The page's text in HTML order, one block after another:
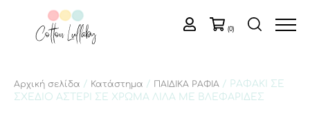
(0)
Αρχική σελίδα / Κατάστημα / ΠΑΙΔΙΚΑ ΡΑΦΙΑ / ΡΑΦΑΚΙ ΣΕ
ΣΧΕΔΙΟ ΑΣΤΕΡΙ ΣΕ ΧΡΩΜΑ ΛΙΛΑ ME ΒΛΕΦΑΡΙΔΕΣ